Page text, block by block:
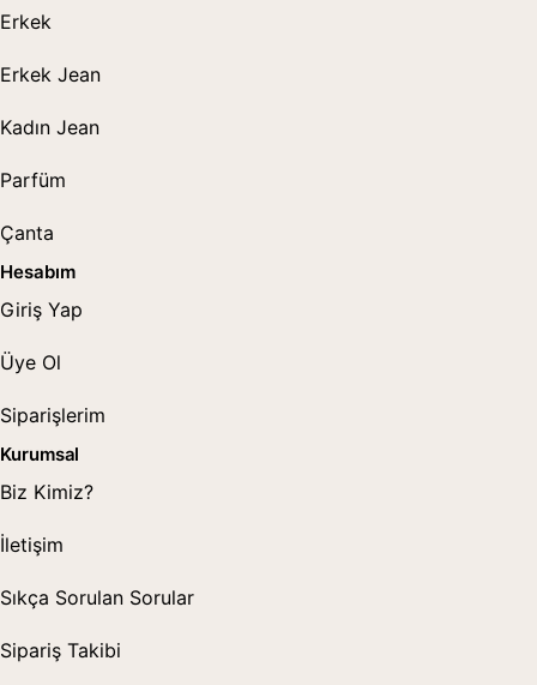
Erkek
Erkek Jean
Kadın Jean
Parfüm
Çanta
Hesabım
Giriş Yap
Üye Ol
Siparişlerim
Kurumsal
Biz Kimiz?
İletişim
Sıkça Sorulan Sorular
Sipariş Takibi